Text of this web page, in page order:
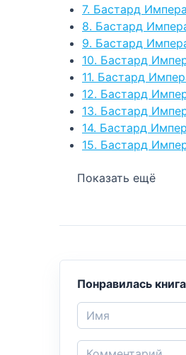
7. Бастард
8. Бастард
9. Бастард
10. Бастард
11. Бастард
12. Бастард
13. Бастард
14. Бастард
15. Бастард
Показать ещё
Понравилась